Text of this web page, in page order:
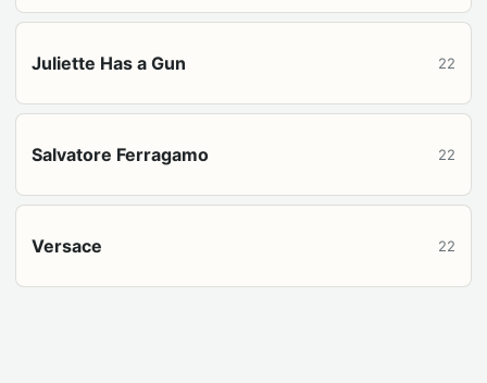
Juliette Has a Gun 22
Salvatore Ferragamo 22
Versace 22